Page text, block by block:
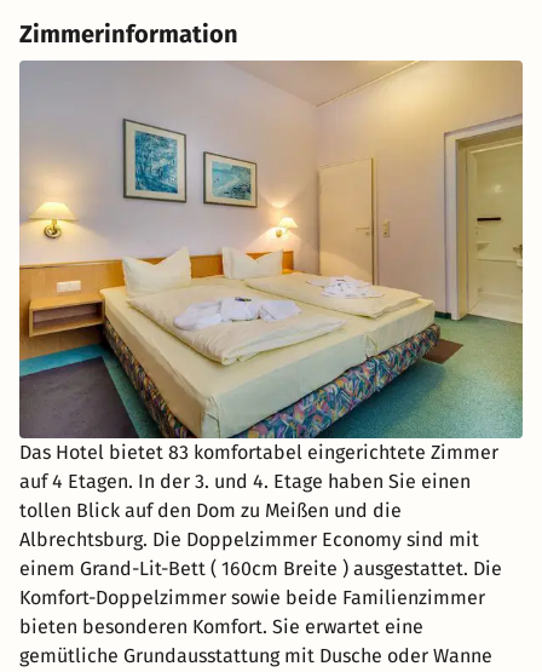
Zimmerinformation
Das Hotel bietet 83 komfortabel eingerichtete Zimmer
auf 4 Etagen. In der 3. und 4. Etage haben Sie einen
tollen Blick auf den Dom zu Meißen und die
Albrechtsburg. Die Doppelzimmer Economy sind mit
einem Grand-Lit-Bett ( 160cm Breite ) ausgestattet. Die
Komfort-Doppelzimmer sowie beide Familienzimmer
bieten besonderen Komfort. Sie erwartet eine
gemütliche Grundausstattung mit Dusche oder Wanne